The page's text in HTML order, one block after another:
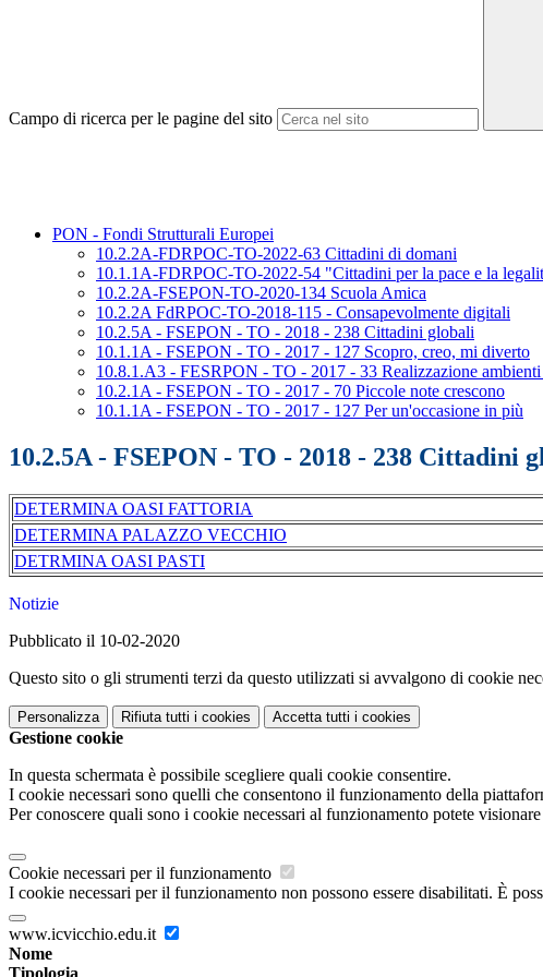
Campo di ricerca per le pagine del sito
PON - Fondi Strutturali Europei
10.2.2A-FDRPOC-TO-2022-63 Cittadini di domani
10.1.1A-FDRPOC-TO-2022-54 "Cittadini per la pace e la
10.2.2A-FSEPON-TO-2020-134 Scuola Amica
10.2.2A FdRPOC-TO-2018-115 - Consapevolmente digitali
10.2.5A - FSEPON - TO - 2018 - 238 Cittadini globali
10.1.1A - FSEPON - TO - 2017 - 127 Scopro, creo, mi diverto
10.8.1.A3 - FESRPON - TO - 2017 - 33 Realizzazione
10.2.1A - FSEPON - TO - 2017 - 70 Piccole note crescono
10.1.1A - FSEPON - TO - 2017 - 127 Per un'occasione in più
10.2.5A - FSEPON - TO - 2018 - 238 Cittadini
DETERMINA OASI FATTORIA
DETERMINA PALAZZO VECCHIO
DETRMINA OASI PASTI
Notizie
Pubblicato il 10-02-2020
Questo sito o gli strumenti terzi da questo utilizzati si avvalgono di cookie
Personalizza Rifiuta tutti i cookies Accetta tutti i cookies
Gestione cookie
In questa schermata è possibile scegliere quali cookie consentire.
I cookie necessari sono quelli che consentono il funzionamento della
Per conoscere quali sono i cookie necessari al funzionamento potete visionare
Cookie necessari per il funzionamento
I cookie necessari per il funzionamento non possono essere disabilitati. È
www.icvicchio.edu.it
Nome